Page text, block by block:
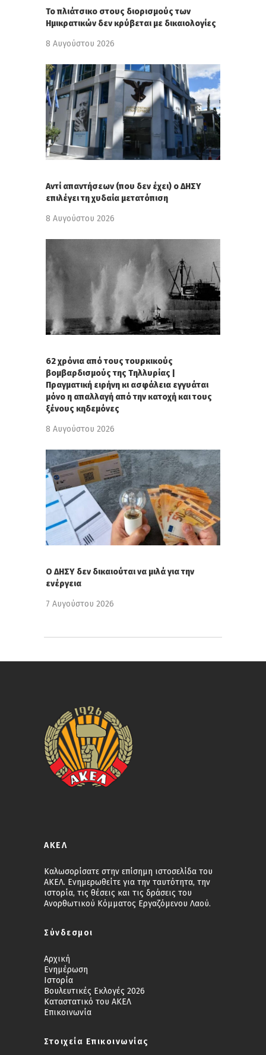
Το πλιάτσικο στους διορισμούς των
Ημικρατικών δεν κρύβεται με δικαιολογίες
8 Αυγούστου 2026
Αντί απαντήσεων (που δεν έχει) ο ΔΗΣΥ
επιλέγει τη χυδαία μετατόπιση
8 Αυγούστου 2026
62 χρόνια από τους τουρκικούς
βομβαρδισμούς της Τηλλυρίας |
Πραγματική ειρήνη κι ασφάλεια εγγυάται
μόνο η απαλλαγή από την κατοχή και τους
ξένους κηδεμόνες
8 Αυγούστου 2026
Ο ΔΗΣΥ δεν δικαιούται να μιλά για την
ενέργεια
7 Αυγούστου 2026
ΑΚΕΛ
Καλωσορίσατε στην επίσημη ιστοσελίδα του
ΑΚΕΛ. Ενημερωθείτε για την ταυτότητα, την
ιστορία, τις θέσεις και τις δράσεις του
Ανορθωτικού Κόμματος Εργαζόμενου Λαού.
Σύνδεσμοι
Αρχική
Ενημέρωση
Ιστορία
Βουλευτικές Εκλογές 2026
Καταστατικό του ΑΚΕΛ
Επικοινωνία
Στοιχεία Επικοινωνίας